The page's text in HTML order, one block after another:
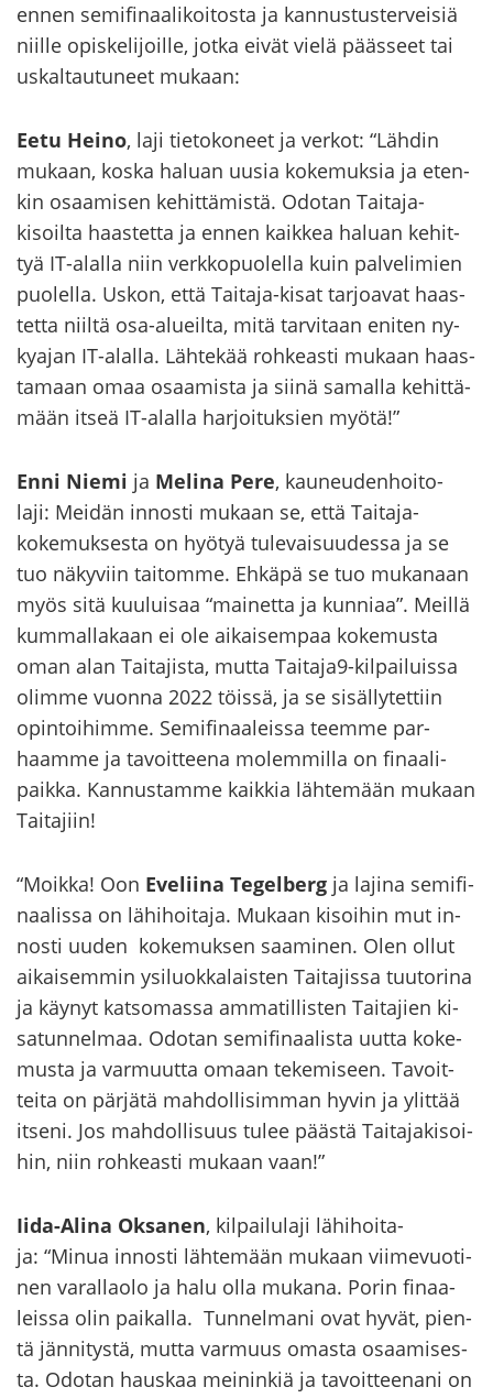
ennen se­mi­fi­naa­li­koi­tos­ta ja kan­nus­tus­ter­vei­siä
niil­le opis­ke­li­joil­le, jotka eivät vielä pääs­seet tai
us­kal­tau­tu­neet mu­kaan:
Eetu Heino, laji tie­to­ko­neet ja ver­kot: “Läh­din
mu­kaan, koska ha­luan uusia ko­ke­muk­sia ja eten­
kin osaa­mi­sen ke­hit­tä­mis­tä. Odo­tan Taitaja-​
kisoilta haas­tet­ta ja ennen kaik­kea ha­luan ke­hit­
tyä IT-​alalla niin verk­ko­puo­lel­la kuin pal­ve­li­mien
puo­lel­la. Uskon, että Taitaja-​kisat tar­joa­vat haas­
tet­ta niil­tä osa-​alueilta, mitä tar­vi­taan eni­ten ny­
ky­ajan IT-​alalla. Läh­te­kää roh­keas­ti mu­kaan haas­
ta­maan omaa osaa­mis­ta ja siinä sa­mal­la ke­hit­tä­
mään itseä IT-​alalla har­joi­tuk­sien myötä!”
Enni Niemi ja Me­li­na Pere, kauneudenhoito-​
laji: Mei­dän in­nos­ti mu­kaan se, että Taitaja-​
kokemuksesta on hyö­tyä tu­le­vai­suu­des­sa ja se
tuo nä­ky­viin tai­tom­me. Eh­kä­pä se tuo mu­ka­naan
myös sitä kuu­lui­saa “mai­net­ta ja kun­ni­aa”. Meil­lä
kum­mal­la­kaan ei ole ai­kai­sem­paa ko­ke­mus­ta
oman alan Tai­ta­jis­ta, mutta Tai­ta­ja9-​kilpailuissa
olim­me vuon­na 2022 töis­sä, ja se si­säl­ly­tet­tiin
opin­toi­him­me. Se­mi­fi­naa­leis­sa teem­me par­
haam­me ja ta­voit­tee­na mo­lem­mil­la on fi­naa­li­
paik­ka. Kan­nus­tam­me kaik­kia läh­te­mään mu­kaan
Tai­ta­jiin!
“Moik­ka! Oon Eve­lii­na Te­gel­berg ja la­ji­na se­mi­fi­
naa­lis­sa on lä­hi­hoi­ta­ja. Mu­kaan ki­soi­hin mut in­
nos­ti uuden ko­ke­muk­sen saa­mi­nen. Olen ollut
ai­kai­sem­min ysi­luok­ka­lais­ten Tai­ta­jis­sa tuu­to­ri­na
ja käy­nyt kat­so­mas­sa am­ma­til­lis­ten Tai­ta­jien ki­
sa­tun­nel­maa. Odo­tan se­mi­fi­naa­lis­ta uutta ko­ke­
mus­ta ja var­muut­ta omaan te­ke­mi­seen. Ta­voit­
tei­ta on pär­jä­tä mah­dol­li­sim­man hyvin ja ylit­tää
it­se­ni. Jos mah­dol­li­suus tulee pääs­tä Tai­ta­ja­ki­soi­
hin, niin roh­keas­ti mu­kaan vaan!”
Iida-​Alina Ok­sa­nen, kil­pai­lu­la­ji lä­hi­hoi­ta­
ja: “Minua in­nos­ti läh­te­mään mu­kaan vii­me­vuo­ti­
nen va­ral­lao­lo ja halu olla mu­ka­na. Porin fi­naa­
leis­sa olin pai­kal­la. Tun­nel­ma­ni ovat hyvät, pien­
tä jän­ni­tys­tä, mutta var­muus omas­ta osaa­mi­ses­
ta. Odo­tan haus­kaa mei­nin­kiä ja ta­voit­tee­na­ni on